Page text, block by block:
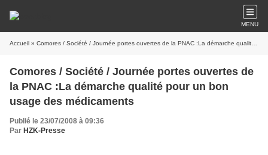
MENU
Accueil » Comores / Société / Journée portes ouvertes de la PNAC :La démarche qualité pour un bon usage des médicaments
Comores / Société / Journée portes ouvertes de
la PNAC :La démarche qualité pour un bon
usage des médicaments
Publié le 23/07/2008 à 09:36
Par HZK-Presse